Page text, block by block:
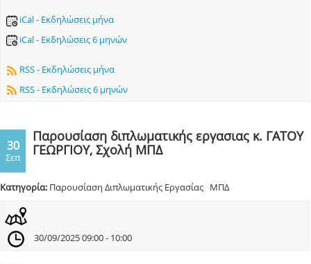
iCal - Εκδηλώσεις μήνα
iCal - Εκδηλώσεις 6 μηνών
RSS - Εκδηλώσεις μήνα
RSS - Εκδηλώσεις 6 μηνών
30
Σεπ
Παρουσίαση διπλωματικής εργασιας κ. ΓΑΤΟΥ
ΓΕΩΡΓΙΟΥ, Σχολή ΜΠΔ
Κατηγορία: Παρουσίαση Διπλωματικής Εργασίας ΜΠΔ
30/09/2025 09:00 - 10:00